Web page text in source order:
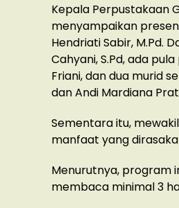
Kepala Perpustakaan
menyampaikan
Hendriati Sabir, M.Pd.
Cahyani, S.Pd, ada
Friani, dan dua murid
dan Andi Mardiana
Sementara itu,
manfaat yang
Menurutnya, program
membaca minimal 3